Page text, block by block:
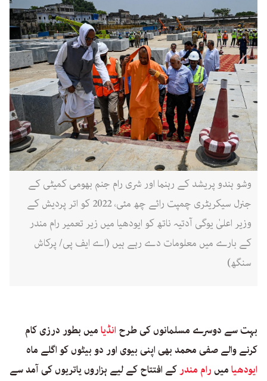
وشو ہندو پریشد کے رہنما اور شری رام جنم بھومی کمیٹی کے
جنرل سیکریٹری چمپت رائے چھ مئی، 2022 کو اتر پردیش کے
وزیر اعلیٰ یوگی آدتیہ ناتھ کو ایودھیا میں زیر تعمیر رام مندر
کے بارے میں معلومات دے رہے ہیں (اے ایف پی/ پرکاش
سنگھ)
بہت سے دوسرے مسلمانوں کی طرح انڈیامیں بطور درزی کام
کرنے والے صفی محمد بھی اپنی بیوی اور دو بیٹوں کو اگلے ماہ
ایودھیامیں رام مندر کے افتتاح کے لیے ہزاروں یاتریوں کی آمد سے